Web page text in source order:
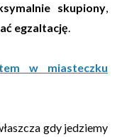
skupiony,
egzaltację.
w miasteczku
gdy jedziemy